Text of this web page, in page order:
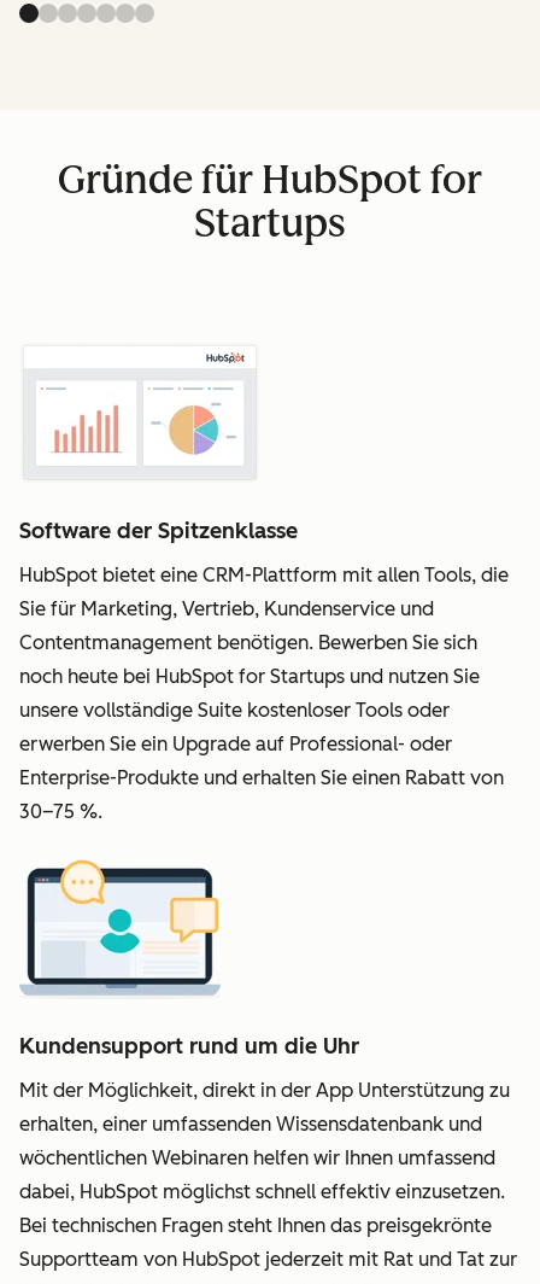
Gründe für HubSpot for
Startups
Software der Spitzenklasse
HubSpot bietet eine CRM-Plattform mit allen Tools, die
Sie für Marketing, Vertrieb, Kundenservice und
Contentmanagement benötigen. Bewerben Sie sich
noch heute bei HubSpot for Startups und nutzen Sie
unsere vollständige Suite kostenloser Tools oder
erwerben Sie ein Upgrade auf Professional- oder
Enterprise-Produkte und erhalten Sie einen Rabatt von
30–75 %.
Kundensupport rund um die Uhr
Mit der Möglichkeit, direkt in der App Unterstützung zu
erhalten, einer umfassenden Wissensdatenbank und
wöchentlichen Webinaren helfen wir Ihnen umfassend
dabei, HubSpot möglichst schnell effektiv einzusetzen.
Bei technischen Fragen steht Ihnen das preisgekrönte
Supportteam von HubSpot jederzeit mit Rat und Tat zur